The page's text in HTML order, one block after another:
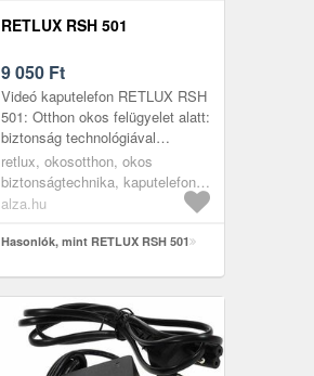
RETLUX RSH 501
9 050 Ft
Videó kaputelefon RETLUX RSH
501: Otthon okos felügyelet alatt:
biztonság technológiával
kombinálvaA RETLUX RSH 501
Wi-Fi videós kaputelefon a
mode...
retlux, okosotthon, okos
biztonságtechnika, kaputelefon,
csengők
alza.hu
Hasonlók, mint RETLUX RSH 501